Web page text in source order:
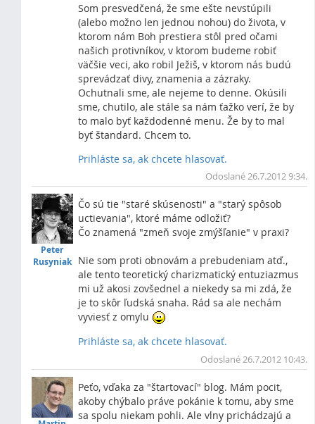
Som presvedčená, že sme ešte nevstúpili
(alebo možno len jednou nohou) do života, v
ktorom nám Boh prestiera stôl pred očami
našich protivníkov, v ktorom budeme robiť
väčšie veci, ako robil Ježiš, v ktorom nás budú
sprevádzať divy, znamenia a zázraky.
Ochutnali sme, ale nejeme to denne. Okúsili
sme, chutilo, ale stále sa nám ťažko verí, že by
to malo byť každodenné menu. Že by to mal
byť štandard. Chcem to.
Prihláste sa, ak chcete hlasovať.
Odoslané 26.7.2012 9:34.
Peter
Rusyniak
Čo sú tie "staré skúsenosti" a "starý spôsob
uctievania", ktoré máme odložiť?
Čo znamená "zmeň svoje zmýšľanie" v praxi?
Nie som proti obnovám a prebudeniam atď.,
ale tento teoretický charizmatický entuziazmus
mi už akosi zovšednel a niekedy sa mi zdá, že
je to skôr ľudská snaha. Rád sa ale nechám
vyviesť z omylu
Prihláste sa, ak chcete hlasovať.
Odoslané 26.7.2012 10:43.
Peťo, vďaka za "štartovací" blog. Mám pocit,
akoby chýbalo práve pokánie k tomu, aby sme
sa spolu niekam pohli. Ale vlny prichádzajú a